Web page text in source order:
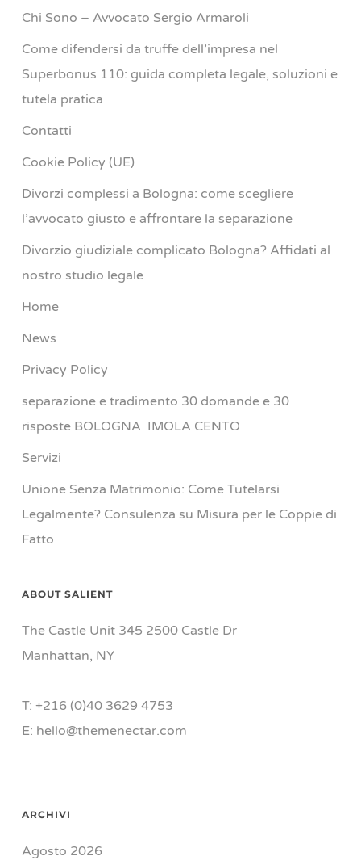
Chi Sono – Avvocato Sergio Armaroli
Come difendersi da truffe dell’impresa nel
Superbonus 110: guida completa legale, soluzioni e
tutela pratica
Contatti
Cookie Policy (UE)
Divorzi complessi a Bologna: come scegliere
l’avvocato giusto e affrontare la separazione
Divorzio giudiziale complicato Bologna? Affidati al
nostro studio legale
Home
News
Privacy Policy
separazione e tradimento 30 domande e 30
risposte BOLOGNA IMOLA CENTO
Servizi
Unione Senza Matrimonio: Come Tutelarsi
Legalmente? Consulenza su Misura per le Coppie di
Fatto
ABOUT SALIENT
The Castle Unit 345 2500 Castle Dr
Manhattan, NY
T: +216 (0)40 3629 4753
E: hello@themenectar.com
ARCHIVI
Agosto 2026